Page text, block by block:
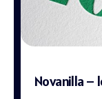
Novanilla –